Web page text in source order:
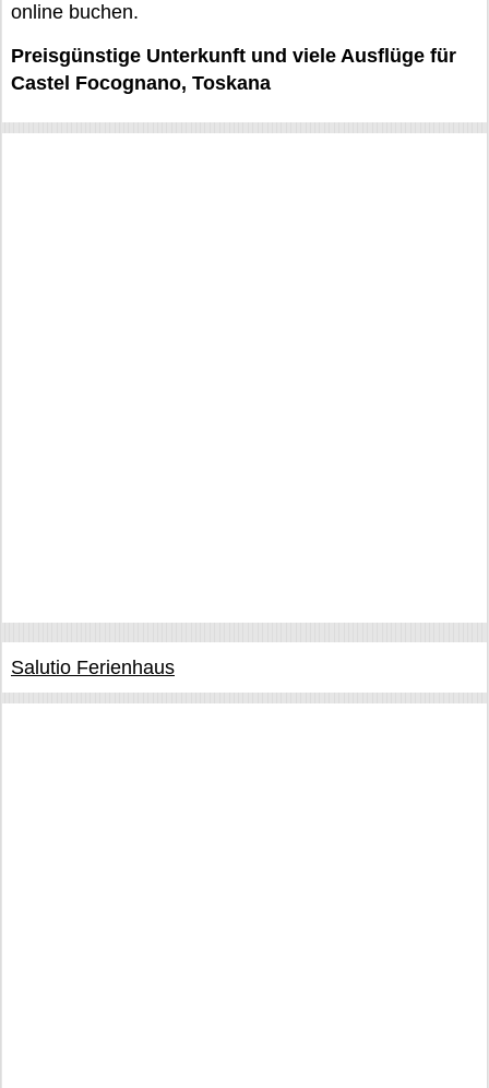
online buchen.
Preisgünstige Unterkunft und viele Ausflüge für
Castel Focognano, Toskana
Salutio Ferienhaus